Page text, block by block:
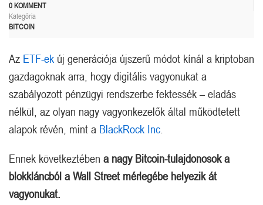
0 KOMMENT
Kategória
BITCOIN
Az ETF-ek új generációja újszerű módot kínál a kriptoban
gazdagoknak arra, hogy digitális vagyonukat a
szabályozott pénzügyi rendszerbe fektessék – eladás
nélkül, az olyan nagy vagyonkezelők által működtetett
alapok révén, mint a BlackRock Inc
Ennek következtében a nagy Bitcoin-tulajdonosok a
blokkláncból a Wall Street mérlegébe helyezik át
vagyonukat.